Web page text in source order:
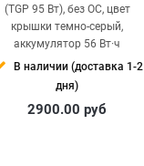
(TGP 95 Вт), без ОС, цвет
крышки темно-серый,
аккумулятор 56 Вт·ч
В наличии (доставка 1-2
дня)
2900.00руб